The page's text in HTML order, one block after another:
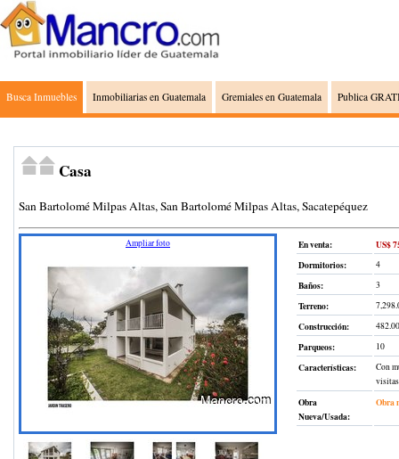
Busca Inmuebles Inmobiliarias en Guatemala Gremiales en Guatemala Publica
Casa
San Bartolomé Milpas Altas, San Bartolomé Milpas Altas, Sacatepéquez
Ampliar foto En venta:
US$
Dormitorios:
4
Baños: 3
Terreno:
Construcción:
Parqueos: 10
Características:
Con
visitas
Obra
Nueva/Usada:
Obra